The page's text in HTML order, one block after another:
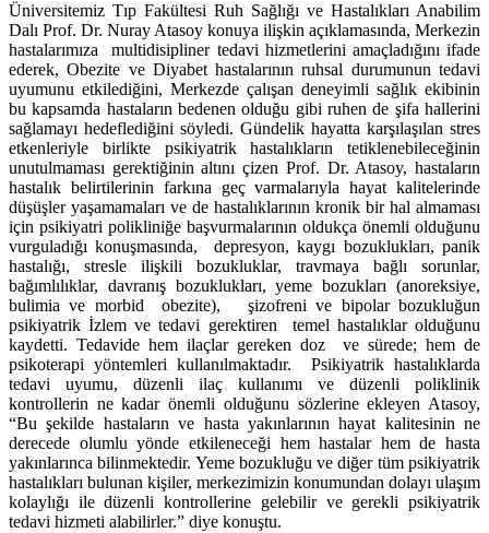
Üniversitemiz Tıp Fakültesi Ruh Sağlığı ve Hastalıkları Anabilim
Dalı Prof. Dr. Nuray Atasoy konuya ilişkin açıklamasında, Merkezin
hastalarımıza multidisipliner tedavi hizmetlerini amaçladığını ifade
ederek, Obezite ve Diyabet hastalarının ruhsal durumunun tedavi
uyumunu etkilediğini, Merkezde çalışan deneyimli sağlık ekibinin
bu kapsamda hastaların bedenen olduğu gibi ruhen de şifa hallerini
sağlamayı hedeflediğini söyledi. Gündelik hayatta karşılaşılan stres
etkenleriyle birlikte psikiyatrik hastalıkların tetiklenebileceğinin
unutulmaması gerektiğinin altını çizen Prof. Dr. Atasoy, hastaların
hastalık belirtilerinin farkına geç varmalarıyla hayat kalitelerinde
düşüşler yaşamamaları ve de hastalıklarının kronik bir hal almaması
için psikiyatri polikliniğe başvurmalarının oldukça önemli olduğunu
vurguladığı konuşmasında, depresyon, kaygı bozuklukları, panik
hastalığı, stresle ilişkili bozukluklar, travmaya bağlı sorunlar,
bağımlılıklar, davranış bozuklukları, yeme bozukları (anoreksiye,
bulimia ve morbid obezite), şizofreni ve bipolar bozukluğun
psikiyatrik İzlem ve tedavi gerektiren temel hastalıklar olduğunu
kaydetti. Tedavide hem ilaçlar gereken doz ve sürede; hem de
psikoterapi yöntemleri kullanılmaktadır. Psikiyatrik hastalıklarda
tedavi uyumu, düzenli ilaç kullanımı ve düzenli poliklinik
kontrollerin ne kadar önemli olduğunu sözlerine ekleyen Atasoy,
“Bu şekilde hastaların ve hasta yakınlarının hayat kalitesinin ne
derecede olumlu yönde etkileneceği hem hastalar hem de hasta
yakınlarınca bilinmektedir. Yeme bozukluğu ve diğer tüm psikiyatrik
hastalıkları bulunan kişiler, merkezimizin konumundan dolayı ulaşım
kolaylığı ile düzenli kontrollerine gelebilir ve gerekli psikiyatrik
tedavi hizmeti alabilirler.” diye konuştu.